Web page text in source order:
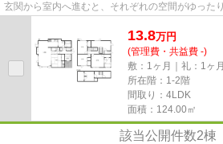
玄関から室内へ進むと、それぞれの空間がゆった
13.8万円
(管理費・共益費 -)
敷：1ヶ月｜礼：1ヶ月
所在階：1-2階
間取り：4LDK
面積：124.00㎡
該当公開件数2棟